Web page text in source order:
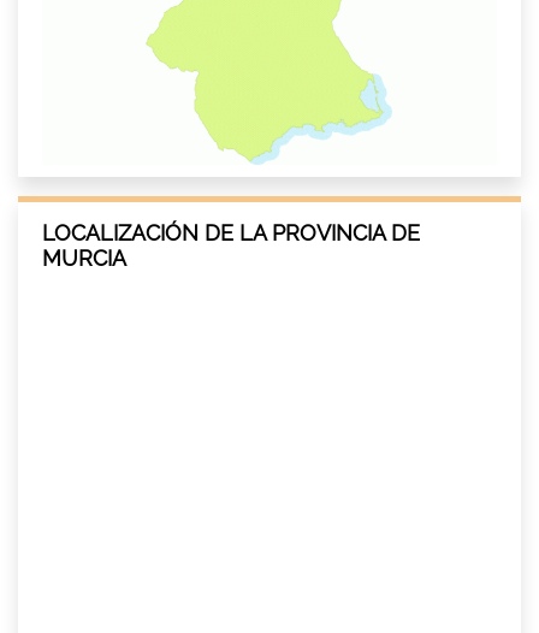
LOCALIZACIÓN DE LA PROVINCIA DE
MURCIA